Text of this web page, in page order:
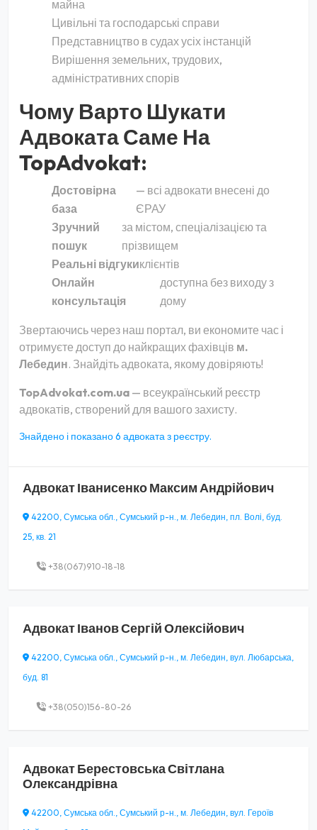
майна
Цивільні та господарські справи
Представництво в судах усіх інстанцій
Вирішення земельних, трудових,
адміністративних спорів
Чому Варто Шукати
Адвоката Саме На
TopAdvokat:
Достовірна
база
— всі адвокати внесені до
ЄРАУ
Зручний
пошук
за містом, спеціалізацією та
прізвищем
Реальні відгукиклієнтів
Онлайн
консультація
доступна без виходу з
дому
Звертаючись через наш портал, ви економите час і
отримуєте доступ до найкращих фахівців м.
Лебедин. Знайдіть адвоката, якому довіряють!
TopAdvokat.com.ua — всеукраїнський реєстр
адвокатів, створений для вашого захисту.
Знайдено і показано 6 адвоката з реєстру.
АдвокатІванисенко Максим Андрійович
42200, Сумська обл., Сумський р-н., м. Лебедин, пл. Волі, буд.
25, кв. 21
+38(067)910-18-18
АдвокатІванов Сергій Олексійович
42200, Сумська обл., Сумський р-н., м. Лебедин, вул. Любарська,
буд. 81
+38(050)156-80-26
АдвокатБерестовська Світлана
Олександрівна
42200, Сумська обл., Сумський р-н., м. Лебедин, вул. Героїв